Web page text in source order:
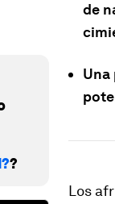
?
de
Los